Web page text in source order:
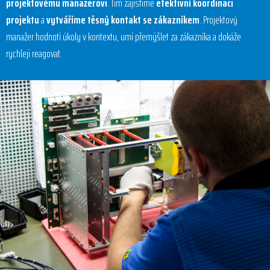
projektuavytváříme těsný kontakt se zákazníkem. Projektový
manažer hodnotí úkoly v kontextu, umí přemýšlet za zákazníka a dokáže
rychleji reagovat.